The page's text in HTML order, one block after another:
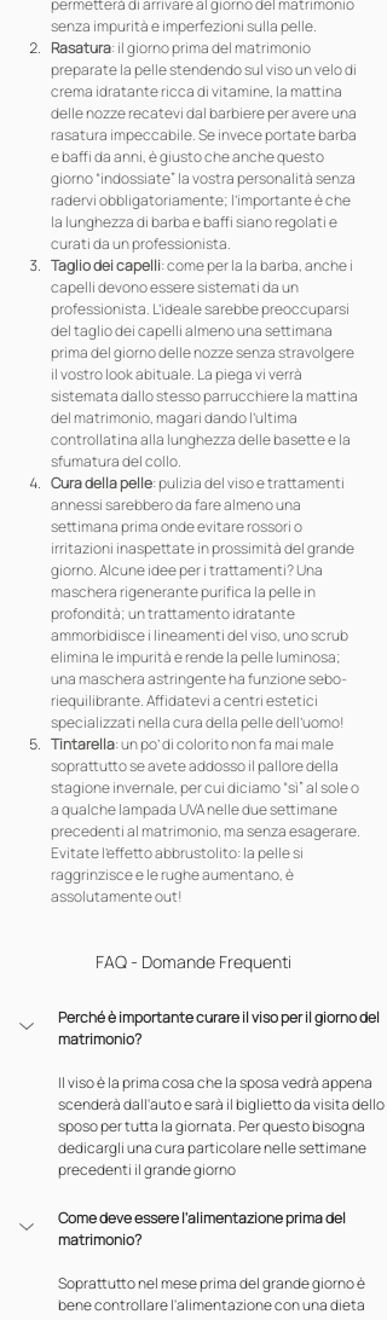
permetterà di arrivare al giorno del matrimonio
senza impurità e imperfezioni sulla pelle.
Rasatura: il giorno prima del matrimonio
preparate la pelle stendendo sul viso un velo di
crema idratante ricca di vitamine, la mattina
delle nozze recatevi dal barbiere per avere una
rasatura impeccabile. Se invece portate barba
e baffi da anni, è giusto che anche questo
giorno “indossiate” la vostra personalità senza
radervi obbligatoriamente; l’importante è che
la lunghezza di barba e baffi siano regolati e
curati da un professionista.
Taglio dei capelli: come per la la barba, anche i
capelli devono essere sistemati da un
professionista. L’ideale sarebbe preoccuparsi
del taglio dei capelli almeno una settimana
prima del giorno delle nozze senza stravolgere
il vostro look abituale. La piega vi verrà
sistemata dallo stesso parrucchiere la mattina
del matrimonio, magari dando l’ultima
controllatina alla lunghezza delle basette e la
sfumatura del collo.
Cura della pelle: pulizia del viso e trattamenti
annessi sarebbero da fare almeno una
settimana prima onde evitare rossori o
irritazioni inaspettate in prossimità del grande
giorno. Alcune idee per i trattamenti? Una
maschera rigenerante purifica la pelle in
profondità; un trattamento idratante
ammorbidisce i lineamenti del viso, uno scrub
elimina le impurità e rende la pelle luminosa;
una maschera astringente ha funzione sebo-
riequilibrante. Affidatevi a centri estetici
specializzati nella cura della pelle dell’uomo!
Tintarella: un po’ di colorito non fa mai male
soprattutto se avete addosso il pallore della
stagione invernale, per cui diciamo “sì” al sole o
a qualche lampada UVA nelle due settimane
precedenti al matrimonio, ma senza esagerare.
Evitate l’effetto abbrustolito: la pelle si
raggrinzisce e le rughe aumentano, è
assolutamente out!
FAQ - Domande Frequenti
Perché è importante curare il viso per il giorno del
matrimonio?
Il viso è la prima cosa che la sposa vedrà appena
scenderà dall'auto e sarà il biglietto da visita dello
sposo per tutta la giornata. Per questo bisogna
dedicargli una cura particolare nelle settimane
precedenti il grande giorno
Come deve essere l'alimentazione prima del
matrimonio?
Soprattutto nel mese prima del grande giorno è
bene controllare l'alimentazione con una dieta